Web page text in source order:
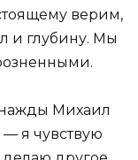
верим,
и глубину. Мы
Михаил
я чувствую